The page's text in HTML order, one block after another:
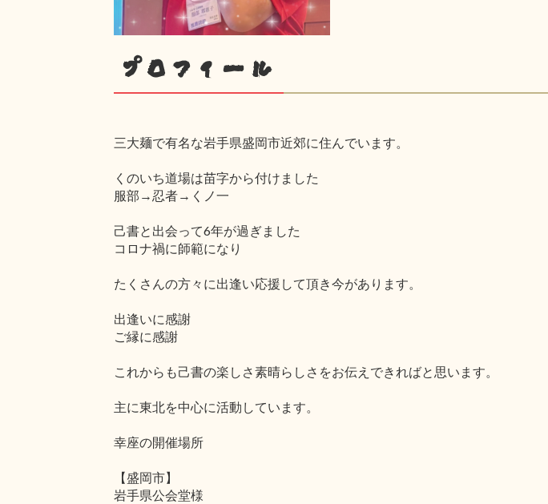
プロフィール
三大麺で有名な岩手県盛岡市近郊に住んでいます。
くのいち道場は苗字から付けました
服部→忍者→くノ一
己書と出会って6年が過ぎました
コロナ禍に師範になり
たくさんの方々に出逢い応援して頂き今があります。
出逢いに感謝
ご縁に感謝
これからも己書の楽しさ素晴らしさをお伝えできればと思います。
主に東北を中心に活動しています。
幸座の開催場所
【盛岡市】
岩手県公会堂様